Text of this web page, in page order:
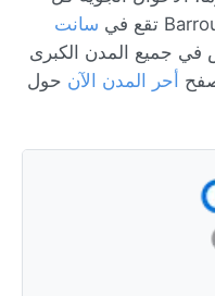
سانت
جميع المدن الكبرى
أحر المدن الآن حول